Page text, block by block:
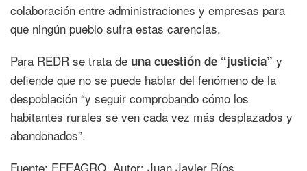
colaboración entre administraciones y empresas para
que ningún pueblo sufra estas carencias.
Para REDR se trata de una cuestión de “justicia” y
defiende que no se puede hablar del fenómeno de la
despoblación “y seguir comprobando cómo los
habitantes rurales se ven cada vez más desplazados y
abandonados”.
Fuente: EFEAGRO. Autor: Juan Javier Ríos